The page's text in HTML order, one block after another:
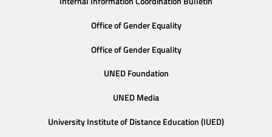
Office of Gender Equality
Office of Gender Equality
UNED Foundation
UNED Media
University Institute of Distance Education (IUED)